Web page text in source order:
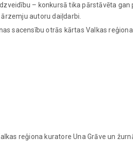
– konkursā tika pārstāvēta
autoru daiļdarbi.
sacensību otrās kārtas Valkas
reģiona kuratore Una Grāve un